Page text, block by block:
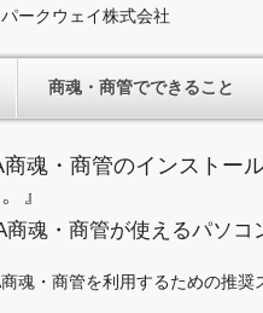
ークウェイ株式会社
商魂・商管でできること
商魂・商管のインストー
』
商魂・商管が使えるパソコ
商魂・商管を利用するための推奨